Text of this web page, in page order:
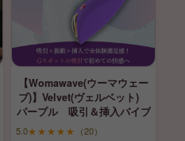
【Womawave(ウーマウェー
ブ)】Velvet(ヴェルベット)
パープル 吸引＆挿入バイブ
5.0★★★★★ （20）